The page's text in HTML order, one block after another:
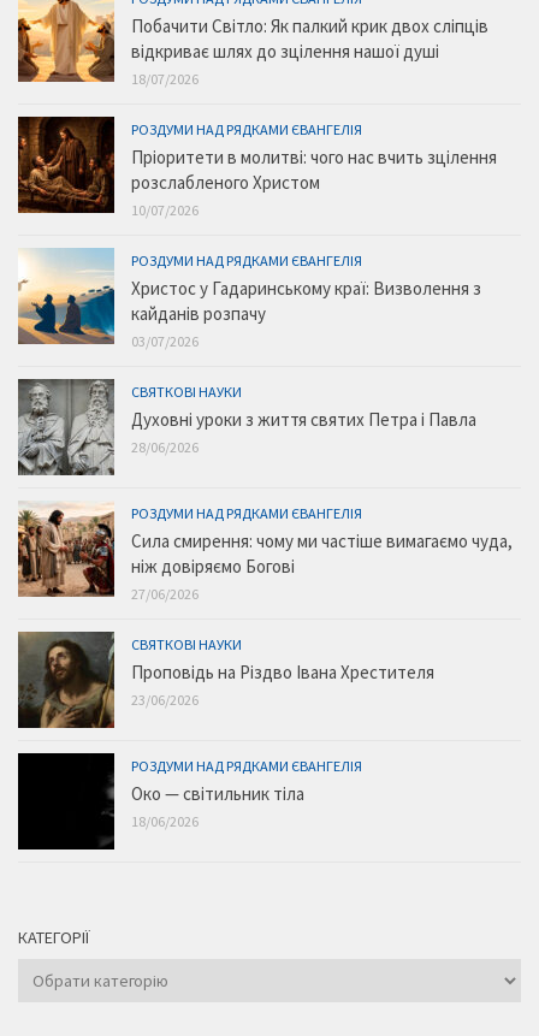
Побачити Світло: Як палкий крик двох сліпців
відкриває шлях до зцілення нашої душі
18/07/2026
РОЗДУМИ НАД РЯДКАМИ ЄВАНГЕЛІЯ
Пріоритети в молитві: чого нас вчить зцілення
розслабленого Христом
10/07/2026
РОЗДУМИ НАД РЯДКАМИ ЄВАНГЕЛІЯ
Христос у Гадаринському краї: Визволення з
кайданів розпачу
03/07/2026
СВЯТКОВІ НАУКИ
Духовні уроки з життя святих Петра і Павла
28/06/2026
РОЗДУМИ НАД РЯДКАМИ ЄВАНГЕЛІЯ
Сила смирення: чому ми частіше вимагаємо чуда,
ніж довіряємо Богові
27/06/2026
СВЯТКОВІ НАУКИ
Проповідь на Різдво Івана Хрестителя
23/06/2026
РОЗДУМИ НАД РЯДКАМИ ЄВАНГЕЛІЯ
Око — світильник тіла
18/06/2026
КАТЕГОРІЇ
Категорії